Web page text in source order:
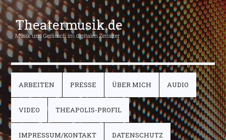
Theatermusik.de
Musik und Geräusch im digitalen Zeitalter
ARBEITEN PRESSE ÜBER MICH AUDIO
VIDEO THEAPOLIS-PROFIL
IMPRESSUM/KONTAKT DATENSCHUTZ